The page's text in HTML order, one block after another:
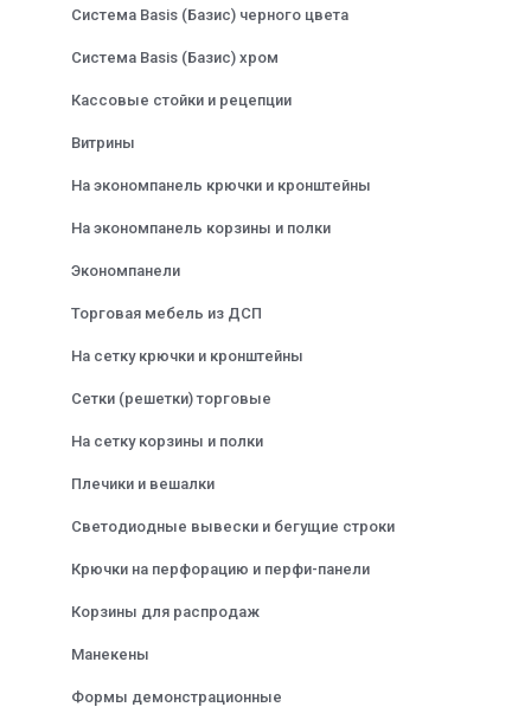
Система Basis (Базис) черного цвета
Система Basis (Базис) хром
Кассовые стойки и рецепции
Витрины
На экономпанель крючки и кронштейны
На экономпанель корзины и полки
Экономпанели
Торговая мебель из ДСП
На сетку крючки и кронштейны
Сетки (решетки) торговые
На сетку корзины и полки
Плечики и вешалки
Светодиодные вывески и бегущие строки
Крючки на перфорацию и перфи-панели
Корзины для распродаж
Манекены
Формы демонстрационные